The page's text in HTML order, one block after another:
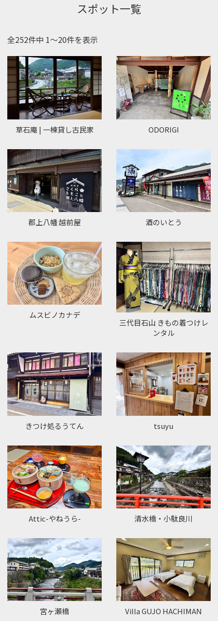
スポット一覧
全252件中 1〜20件を表示
草石庵 | 一棟貸し古民家 ODORIGI
郡上八幡 越前屋 酒のいとう
ムスビノカナデ
三代目石山 きもの着つけレ
ンタル
きつけ処るうてん tsuyu
Attic-やねうら- 清水橋・小駄良川
宮ヶ瀬橋 Villa GUJO HACHIMAN